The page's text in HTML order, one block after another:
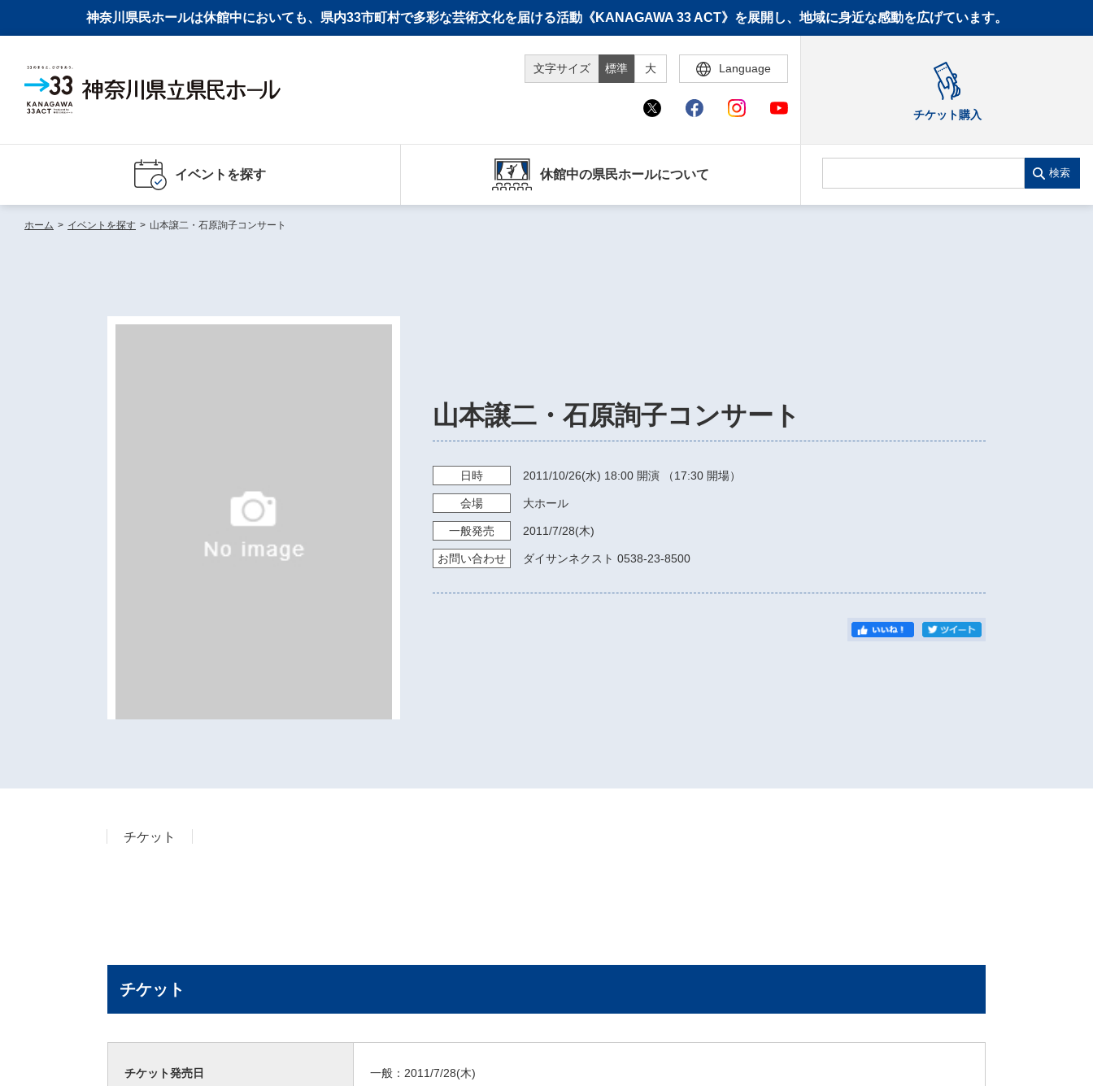
神奈川県民ホールは休館中においても、県内33市町村で多彩な芸術文化を届ける活動《KANAGAWA 33 ACT》を展開し、地域に身近な感動を広げています。
文字サイズ 標準 大 Language
チケット購入
イベントを探す 休館中の県民ホールについて 検索
ホーム > イベントを探す > 山本譲二・石原詢子コンサート
山本譲二・石原詢子コンサート
日時 2011/10/26(水) 18:00 開演 （17:30 開場）
会場 大ホール
一般発売 2011/7/28(木)
お問い合わせ ダイサンネクスト 0538-23-8500
チケット
チケット
チケット発売日 一般： 2011/7/28(木)